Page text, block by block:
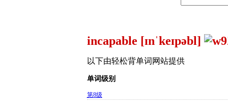
incapable [ɪnˈkeɪpəbl]
以下由轻松背单词网站提供
单词级别
第8级